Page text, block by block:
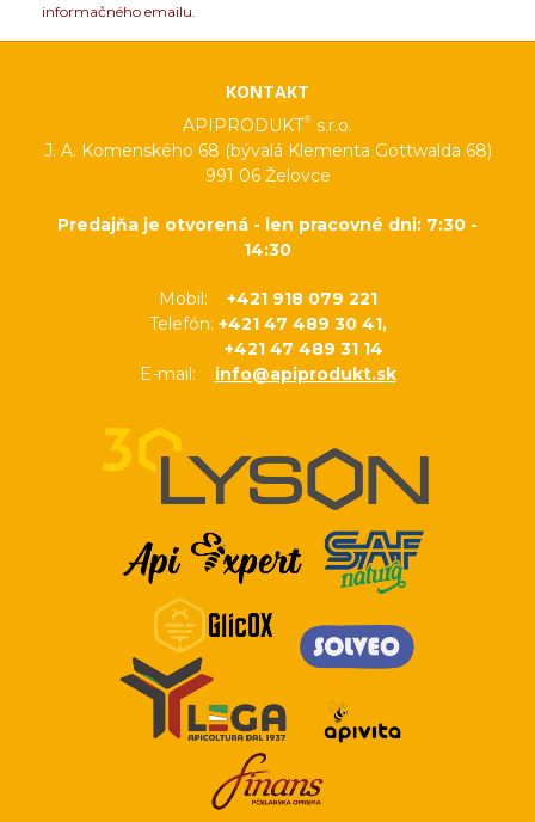
informačného emailu.
KONTAKT
APIPRODUKT® s.r.o.
J. A. Komenského 68 (bývalá Klementa Gottwalda 68)
991 06 Želovce
Predajňa je otvorená - len pracovné dni: 7:30 -
14:30
Mobil: +421 918 079 221
Telefón: +421 47 489 30 41,
+421 47 489 31 14
E-mail: info@apiprodukt.sk